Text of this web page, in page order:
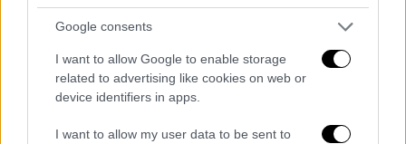
Google consents
I want to allow Google to enable storage
related to advertising like cookies on web or
device identifiers in apps.
I want to allow my user data to be sent to